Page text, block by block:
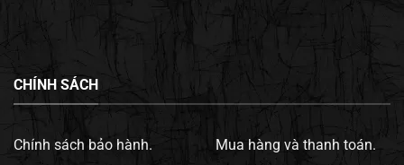
CHÍNH SÁCH
Chính sách bảo hành. Mua hàng và thanh toán.